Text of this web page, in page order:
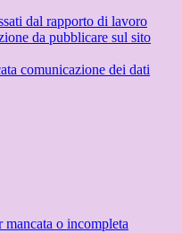
dal rapporto di lavoro
da pubblicare sul sito
comunicazione dei dati
mancata o incompleta